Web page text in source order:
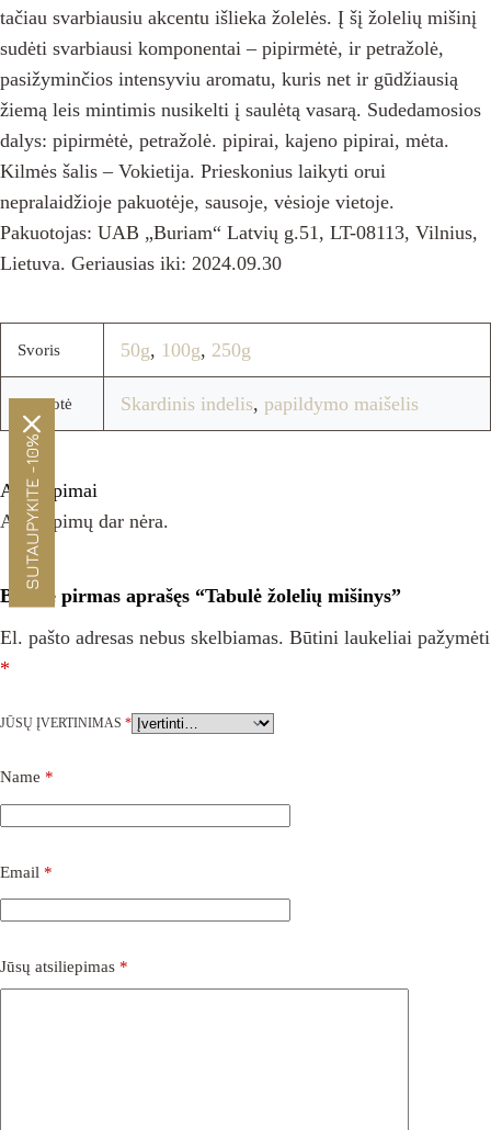
tačiau svarbiausiu akcentu išlieka žolelės. Į šį žolelių mišinį
sudėti svarbiausi komponentai – pipirmėtė, ir petražolė,
pasižyminčios intensyviu aromatu, kuris net ir gūdžiausią
žiemą leis mintimis nusikelti į saulėtą vasarą. Sudedamosios
dalys: pipirmėtė, petražolė. pipirai, kajeno pipirai, mėta.
Kilmės šalis – Vokietija. Prieskonius laikyti orui
nepralaidžioje pakuotėje, sausoje, vėsioje vietoje.
Pakuotojas: UAB „Buriam“ Latvių g.51, LT-08113, Vilnius,
Lietuva. Geriausias iki: 2024.09.30
Svoris 50g, 100g, 250g
Pakuotė Skardinis indelis, papildymo maišelis
Atsiliepimai
Atsiliepimų dar nėra.
Būkite pirmas aprašęs “Tabulė žolelių mišinys”
El. pašto adresas nebus skelbiamas. Būtini laukeliai pažymėti
*
JŪSŲ ĮVERTINIMAS *
Name *
Email *
Jūsų atsiliepimas *
SUTAUPYKITE -10%